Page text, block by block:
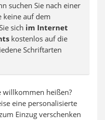
suchen Sie nach einer
keine auf dem
sich im Internet
kostenlos auf die
Schriftarten
willkommen heißen?
eine personalisierte
Einzug verschenken